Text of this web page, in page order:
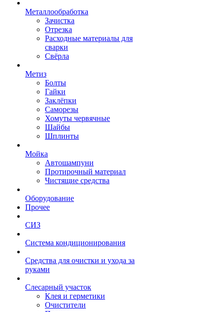
Металлообработка
Зачистка
Отрезка
Расходные материалы для
сварки
Свёрла
Метиз
Болты
Гайки
Заклёпки
Саморезы
Хомуты червячные
Шайбы
Шплинты
Мойка
Автошампуни
Протирочный материал
Чистящие средства
Оборудование
Прочее
СИЗ
Система кондиционирования
Средства для очистки и ухода за
руками
Слесарный участок
Клея и герметики
Очистители